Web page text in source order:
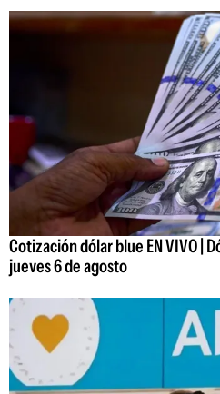
Cotización dólar blue EN VIVO |
jueves 6 de agosto